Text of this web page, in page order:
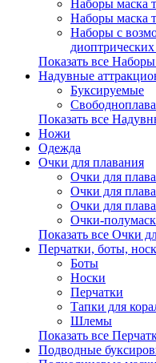
Наборы маска
Наборы маска
Наборы с
Показать все
Надувные
Буксируемые
Показать все
Ножи
Одежда
Очки для плавания
Очки для
Очки для
Очки для
Очки-
Показать все Очки
Перчатки, боты,
Боты
Носки
Перчатки
Тапки для
Шлемы
Показать все
Подводные